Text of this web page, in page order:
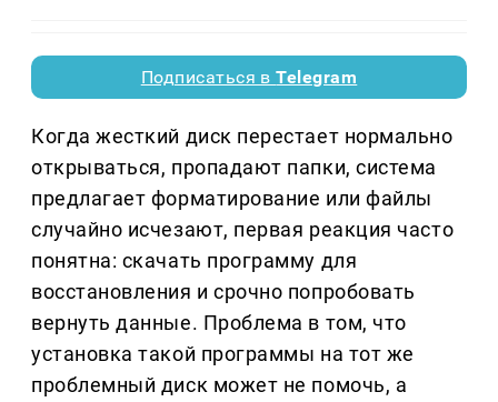
Подписаться вTelegram
Когда жесткий диск перестает нормально
открываться, пропадают папки, система
предлагает форматирование или файлы
случайно исчезают, первая реакция часто
понятна: скачать программу для
восстановления и срочно попробовать
вернуть данные. Проблема в том, что
установка такой программы на тот же
проблемный диск может не помочь, а